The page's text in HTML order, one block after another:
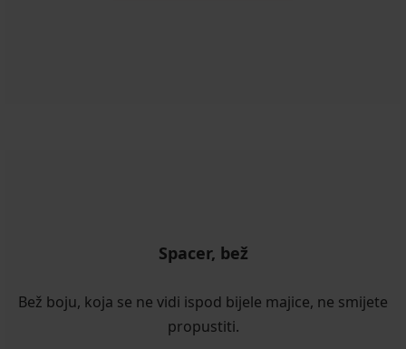
Spacer, bež
Bež boju, koja se ne vidi ispod bijele majice, ne smijete
propustiti.